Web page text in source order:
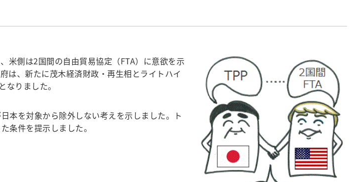
米側は2国間の自由貿易協定（FTA）に意欲を示
は、新たに茂木経済財政・再生相とライトハイ
りました。
本を対象から除外しない考えを示しました。ト
条件を提示しました。